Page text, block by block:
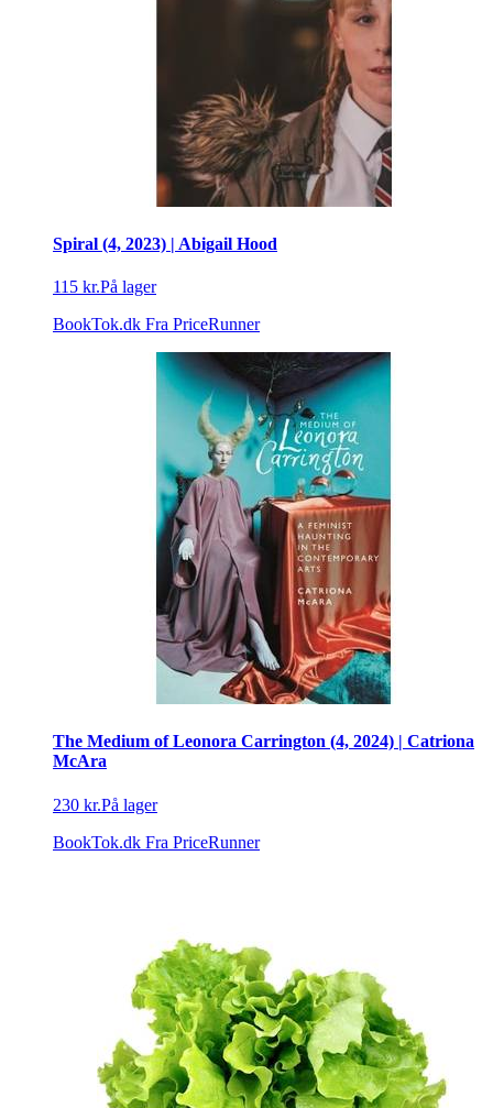
Spiral (4, 2023) | Abigail Hood
115 kr.På lager
BookTok.dk Fra PriceRunner
The Medium of Leonora Carrington (4, 2024) | Catriona
McAra
230 kr.På lager
BookTok.dk Fra PriceRunner